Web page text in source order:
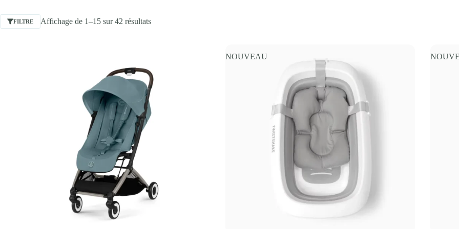
FILTRE Affichage de 1–15 sur 42 résultats
NOUVEAU